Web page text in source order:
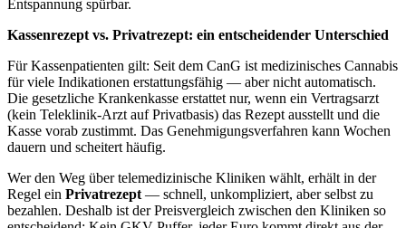
Entspannung spürbar.
Kassenrezept vs. Privatrezept: ein entscheidender Unterschied
Für Kassenpatienten gilt: Seit dem CanG ist medizinisches Cannabis
für viele Indikationen erstattungsfähig — aber nicht automatisch.
Die gesetzliche Krankenkasse erstattet nur, wenn ein Vertragsarzt
(kein Teleklinik-Arzt auf Privatbasis) das Rezept ausstellt und die
Kasse vorab zustimmt. Das Genehmigungsverfahren kann Wochen
dauern und scheitert häufig.
Wer den Weg über telemedizinische Kliniken wählt, erhält in der
Regel ein Privatrezept— schnell, unkompliziert, aber selbst zu
bezahlen. Deshalb ist der Preisvergleich zwischen den Kliniken so